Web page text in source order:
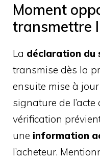
Moment
transmettre
La déclaration du
transmise dès la
ensuite mise à
signature de
vérification
une information
l’acheteur.